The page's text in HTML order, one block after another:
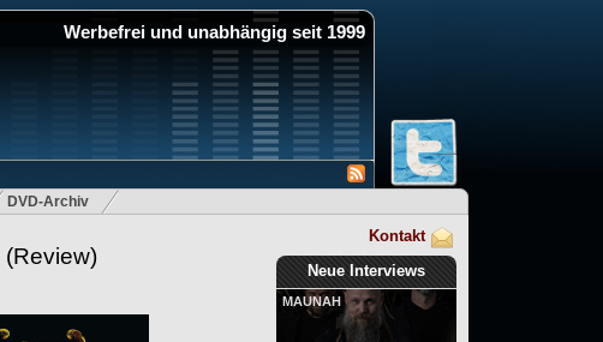
Werbefrei und unabhängig seit 1999
DVD-Archiv
Kontakt
Neue Interviews
MAUNAH
(Review)